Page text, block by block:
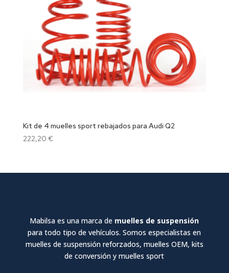
Kit de 4 muelles sport rebajados para Audi Q2
222,20 €
Mabilsa es una marca de muelles de suspensión
para todo tipo de vehículos. Somos especialistas en
muelles de suspensión reforzados, muelles OEM, kits
de conversión y muelles sport